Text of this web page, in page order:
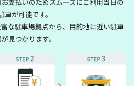
支払いのためスムーズにご利用当日の
車が可能です。
な駐車場拠点から、目的地に近い駐車
見つかります。